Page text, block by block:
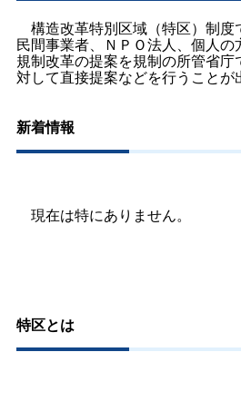
構造改革特別区域（特区）制度
民間事業者、ＮＰＯ法人、個人の
規制改革の提案を規制の所管省庁
対して直接提案などを行うことが
新着情報
現在は特にありません。
特区とは